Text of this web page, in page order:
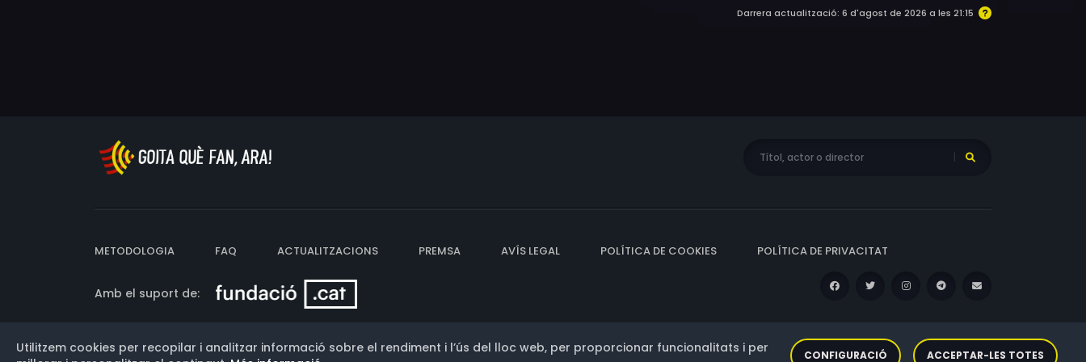
Darrera actualització: 6 d'agost de 2026 a les 21:15
METODOLOGIA FAQ ACTUALITZACIONS PREMSA AVÍS LEGAL POLÍTICA DE COOKIES POLÍTICA DE PRIVACITAT
Amb el suport de:
Versió: 3.13.0.202607011342
Utilitzem cookies per recopilar i analitzar informació sobre el rendiment i l’ús del lloc web, per proporcionar funcionalitats i per
CONFIGURACIÓ ACCEPTAR-LES TOTES